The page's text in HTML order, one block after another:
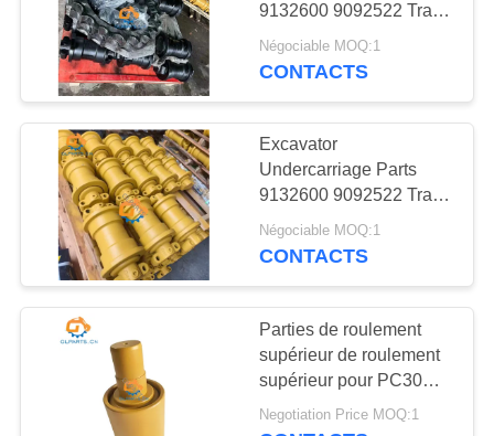
QUALITÉ
NOUS
CONTACTER
NOUVELLES
LES
AFFAIRES
Cylindre de seau
96
Pièces détachées
pour excavatrices
9132600 9092522 Track
Roller for EX100-2
EX120-2 EX100-3C
Négociable MOQ:1
CONTACTS
Excavator
Undercarriage Parts
9132600 9092522 Track
Roller for EX100-2
EX120-2 EX100-3C
Négociable MOQ:1
CONTACTS
Parties de roulement
supérieur de roulement
supérieur pour PC30R-8
Komatsu
Negotiation Price MOQ:1